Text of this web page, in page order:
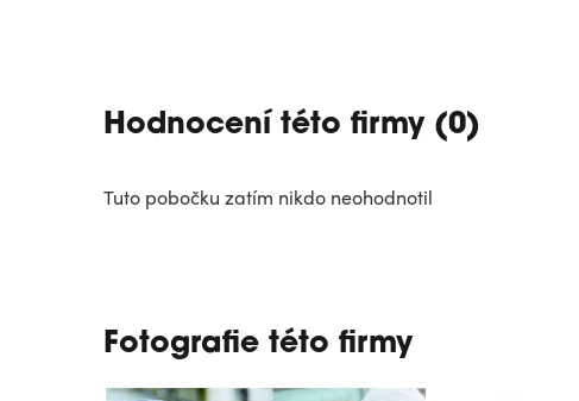
Hodnocení této firmy (0)
Tuto pobočku zatím nikdo neohodnotil
Fotografie této firmy